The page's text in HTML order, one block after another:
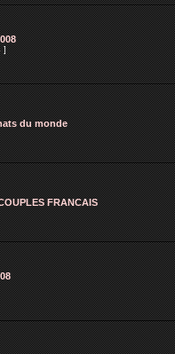
]
du monde
FRANCAIS